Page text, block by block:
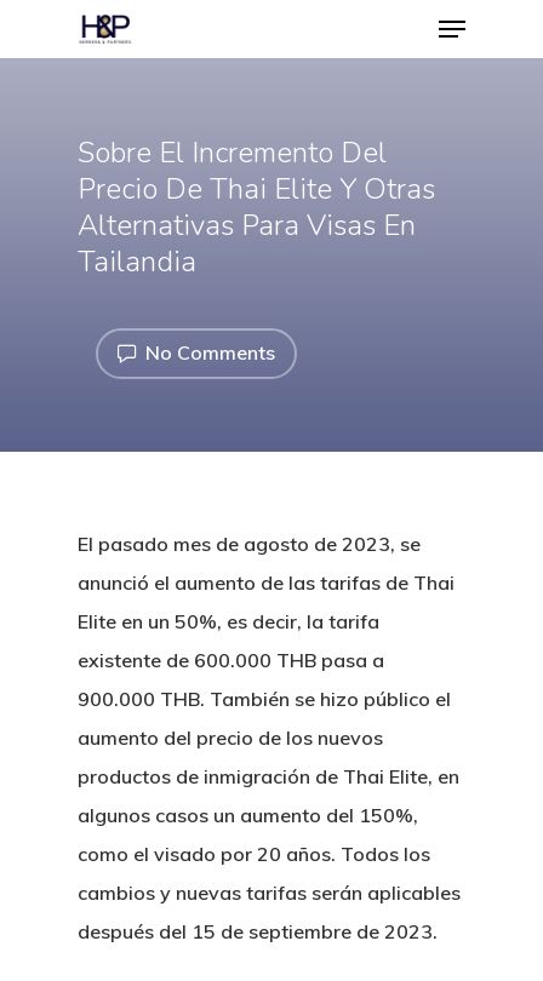
Hit enter to search or ESC to close
Sobre El Incremento Del
Precio De Thai Elite Y Otras
Alternativas Para Visas En
Tailandia
No Comments
El pasado mes de agosto de 2023, se
anunció el aumento de las tarifas de Thai
Elite en un 50%, es decir, la tarifa
existente de 600.000 THB pasa a
900.000 THB. También se hizo público el
aumento del precio de los nuevos
productos de inmigración de Thai Elite, en
algunos casos un aumento del 150%,
como el visado por 20 años. Todos los
cambios y nuevas tarifas serán aplicables
después del 15 de septiembre de 2023.